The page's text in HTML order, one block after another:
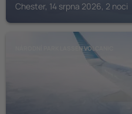
Chester, 14 srpna 2026, 2 noci
NÁRODNÍ PARK LASSEN VOLCANIC